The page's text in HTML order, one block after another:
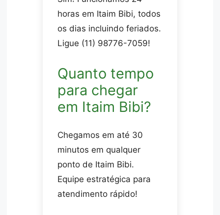
horas em Itaim Bibi, todos
os dias incluindo feriados.
Ligue (11) 98776-7059!
Quanto tempo
para chegar
em Itaim Bibi?
Chegamos em até 30
minutos em qualquer
ponto de Itaim Bibi.
Equipe estratégica para
atendimento rápido!